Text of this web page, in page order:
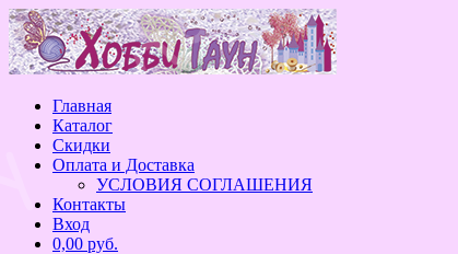
Перейти
к
содержанию
Главная
Каталог
Скидки
Оплата и Доставка
УСЛОВИЯ СОГЛАШЕНИЯ
Контакты
Вход
0,00 руб.